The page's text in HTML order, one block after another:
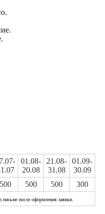
01.08-
20.08
21.08-
31.08
01.09-
30.09
500 500 500 300
после оформления заявки.